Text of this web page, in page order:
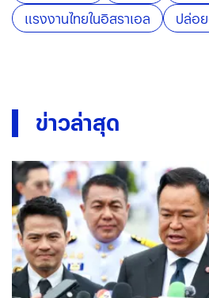
แรงงานไทยในอิสราเอล
ปล่อ
ข่าวล่าสุด